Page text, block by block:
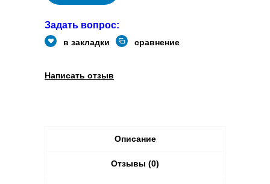
Задать вопрос:
в закладки сравнение
Написать отзыв
Описание
Отзывы (0)